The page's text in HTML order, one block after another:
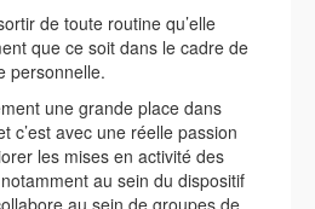
de toute routine qu’elle
que ce soit dans le cadre de
personnelle.
une grande place dans
c’est avec une réelle passion
les mises en activité des
au sein du dispositif
au sein de groupes de